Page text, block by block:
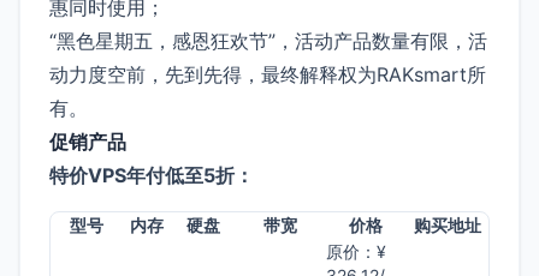
惠同时使用；
“黑色星期五，感恩狂欢节”，活动产品数量有限，活
动力度空前，先到先得，最终解释权为RAKsmart所
有。
促销产品
特价VPS年付低至5折：
型号 内存 硬盘 带宽 价格 购买地址
原价：¥